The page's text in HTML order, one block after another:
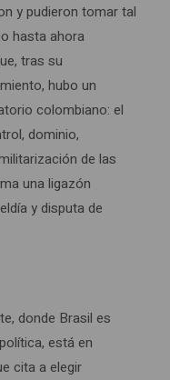
y pudieron tomar tal
hasta ahora
tras su
hubo un
colombiano: el
dominio,
de las
una ligazón
y disputa de
donde Brasil es
está en
cita a elegir